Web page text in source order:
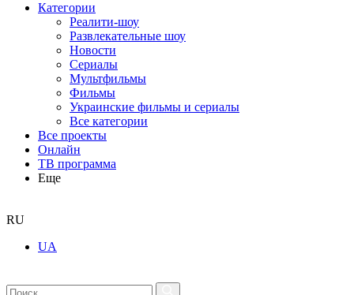
Категории
Реалити-шоу
Развлекательные шоу
Новости
Сериалы
Мультфильмы
Фильмы
Украинские фильмы и сериалы
Все категории
Все проекты
Онлайн
ТВ программа
Еще
RU
UA